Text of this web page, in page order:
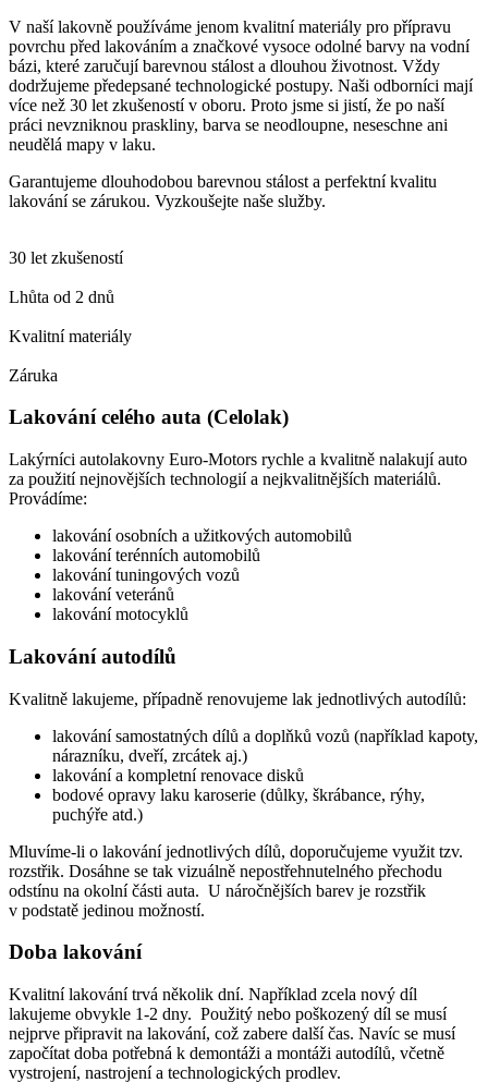
V naší lakovně používáme jenom kvalitní materiály pro přípravu
povrchu před lakováním a značkové vysoce odolné barvy na vodní
bázi, které zaručují barevnou stálost a dlouhou životnost. Vždy
dodržujeme předepsané technologické postupy. Naši odborníci mají
více než 30 let zkušeností v oboru. Proto jsme si jistí, že po naší
práci nevzniknou praskliny, barva se neodloupne, neseschne ani
neudělá mapy v laku.
Garantujeme dlouhodobou barevnou stálost a perfektní kvalitu
lakování se zárukou. Vyzkoušejte naše služby.
30 let zkušeností
Lhůta od 2 dnů
Kvalitní materiály
Záruka
Lakování celého auta (Celolak)
Lakýrníci autolakovny Euro-Motors rychle a kvalitně nalakují auto
za použití nejnovějších technologií a nejkvalitnějších materiálů.
Provádíme:
lakování osobních a užitkových automobilů
lakování terénních automobilů
lakování tuningových vozů
lakování veteránů
lakování motocyklů
Lakování autodílů
Kvalitně lakujeme, případně renovujeme lak jednotlivých autodílů:
lakování samostatných dílů a doplňků vozů (například kapoty,
nárazníku, dveří, zrcátek aj.)
lakování a kompletní renovace disků
bodové opravy laku karoserie (důlky, škrábance, rýhy,
puchýře atd.)
Mluvíme-li o lakování jednotlivých dílů, doporučujeme využit tzv.
rozstřik. Dosáhne se tak vizuálně nepostřehnutelného přechodu
odstínu na okolní části auta. U náročnějších barev je rozstřik
v podstatě jedinou možností.
Doba lakování
Kvalitní lakování trvá několik dní. Například zcela nový díl
lakujeme obvykle 1-2 dny. Použitý nebo poškozený díl se musí
nejprve připravit na lakování, což zabere další čas. Navíc se musí
započítat doba potřebná k demontáži a montáži autodílů, včetně
vystrojení, nastrojení a technologických prodlev.